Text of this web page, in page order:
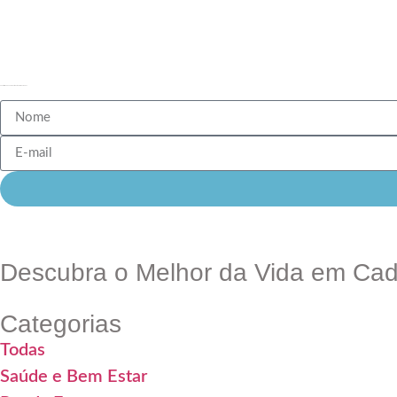
Descubra o Melhor da Vida em
Categorias
Todas
Saúde e Bem Estar